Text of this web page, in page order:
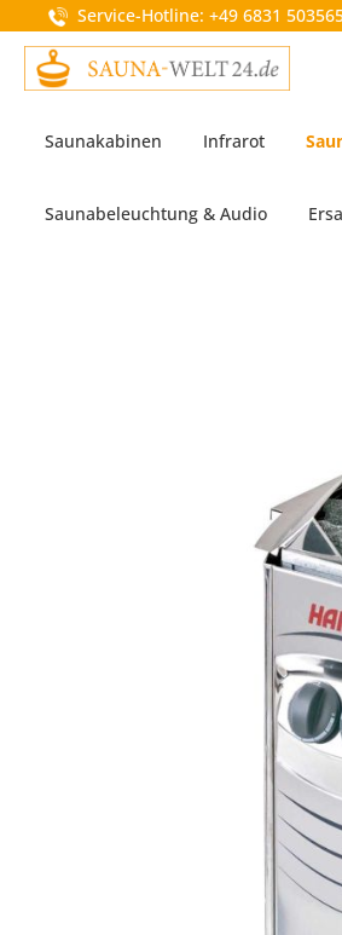
Zur Hauptnavigation springen
Service-Hotline: +49 6831
Saunakabinen Infrarot
Saunabeleuchtung & Audio